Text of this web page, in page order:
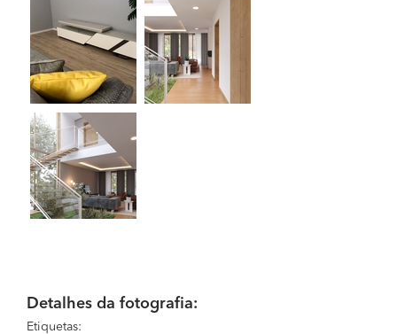
Detalhes da fotografia:
Etiquetas: